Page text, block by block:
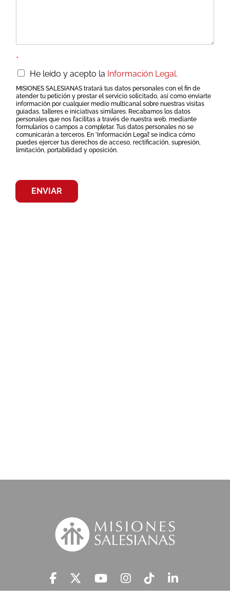
*
He leído y acepto la Información Legal.
MISIONES SALESIANAS tratará tus datos personales con el fin de
atender tu petición y prestar el servicio solicitado, así como enviarte
información por cualquier medio multicanal sobre nuestras visitas
guiadas, talleres e iniciativas similares. Recabamos los datos
personales que nos facilitas a través de nuestra web, mediante
formularios o campos a completar. Tus datos personales no se
comunicarán a terceros. En 'Información Legal’ se indica cómo
puedes ejercer tus derechos de acceso, rectificación, supresión,
limitación, portabilidad y oposición.
ENVIAR